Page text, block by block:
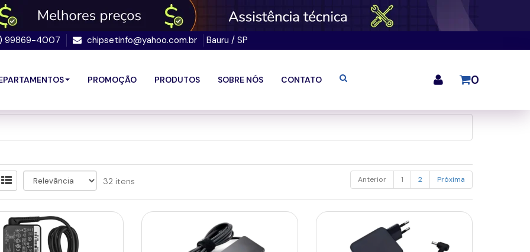
99869-4007 chipsetinfo@yahoo.com.br Bauru / SP
PROMOÇÃO PRODUTOS SOBRE NÓS CONTATO 0
32 itens Anterior 1 2 Próxima